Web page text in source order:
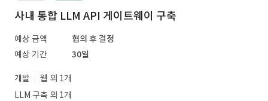
사내 통합 LLM API 게이트웨이 구축
예상 금액
협의 후 결정
예상 기간
30일
개발
웹 외 1개
LLM 구축 외 1개